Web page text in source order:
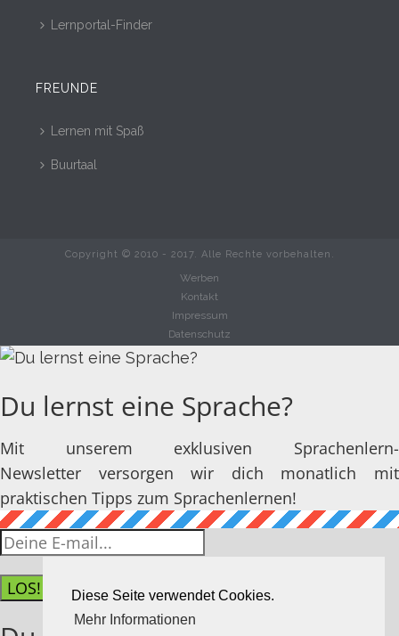
Diese Seite verwendet Cookies.
Mehr Informationen
Lernportal-Finder
FREUNDE
Lernen mit Spaß
Buurtaal
Copyright © 2010 - 2017. Alle Rechte vorbehalten.
Werben
Kontakt
Impressum
Datenschutz
Du lernst eine Sprache?
Mit unserem exklusiven Sprachenlern-
Newsletter versorgen wir dich monatlich mit
praktischen Tipps zum Sprachenlernen!
LOS!